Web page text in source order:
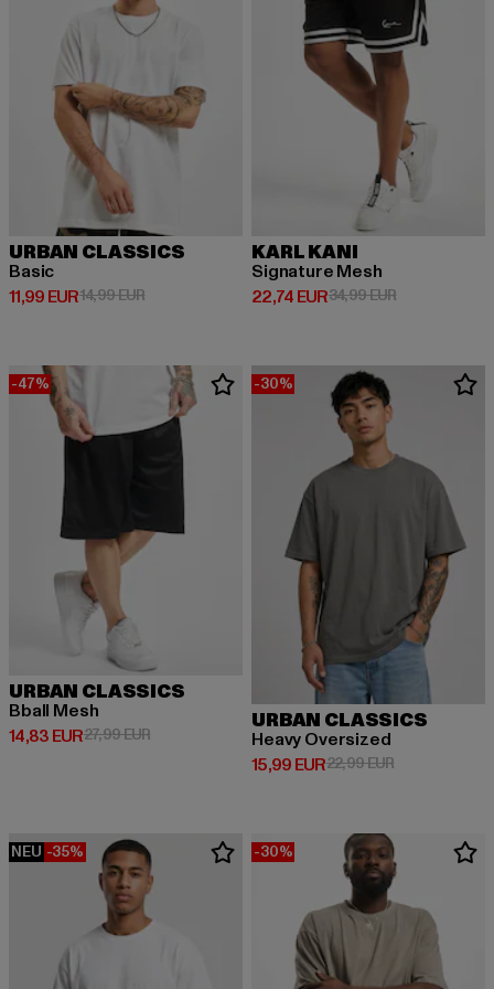
URBAN CLASSICS
Basic
11,99 EUR
Derzeitiger Preis: 11,99 EUR
14,99 EURAktionspreis: 14,99 EUR
KARL KANI
Signature Mesh
22,74 EUR
Derzeitiger Preis: 22,74 EUR
34,99 EURAktionspreis:
-47%
URBAN CLASSICS
Bball Mesh
14,83 EUR
Derzeitiger Preis: 14,83 EUR
27,99 EURAktionspreis: 27,99 EUR
-30%
URBAN CLASSICS
Heavy Oversized
15,99 EUR
Derzeitiger Preis: 15,99 EUR
22,99 EURAktionspreis:
NEU -35% -30%